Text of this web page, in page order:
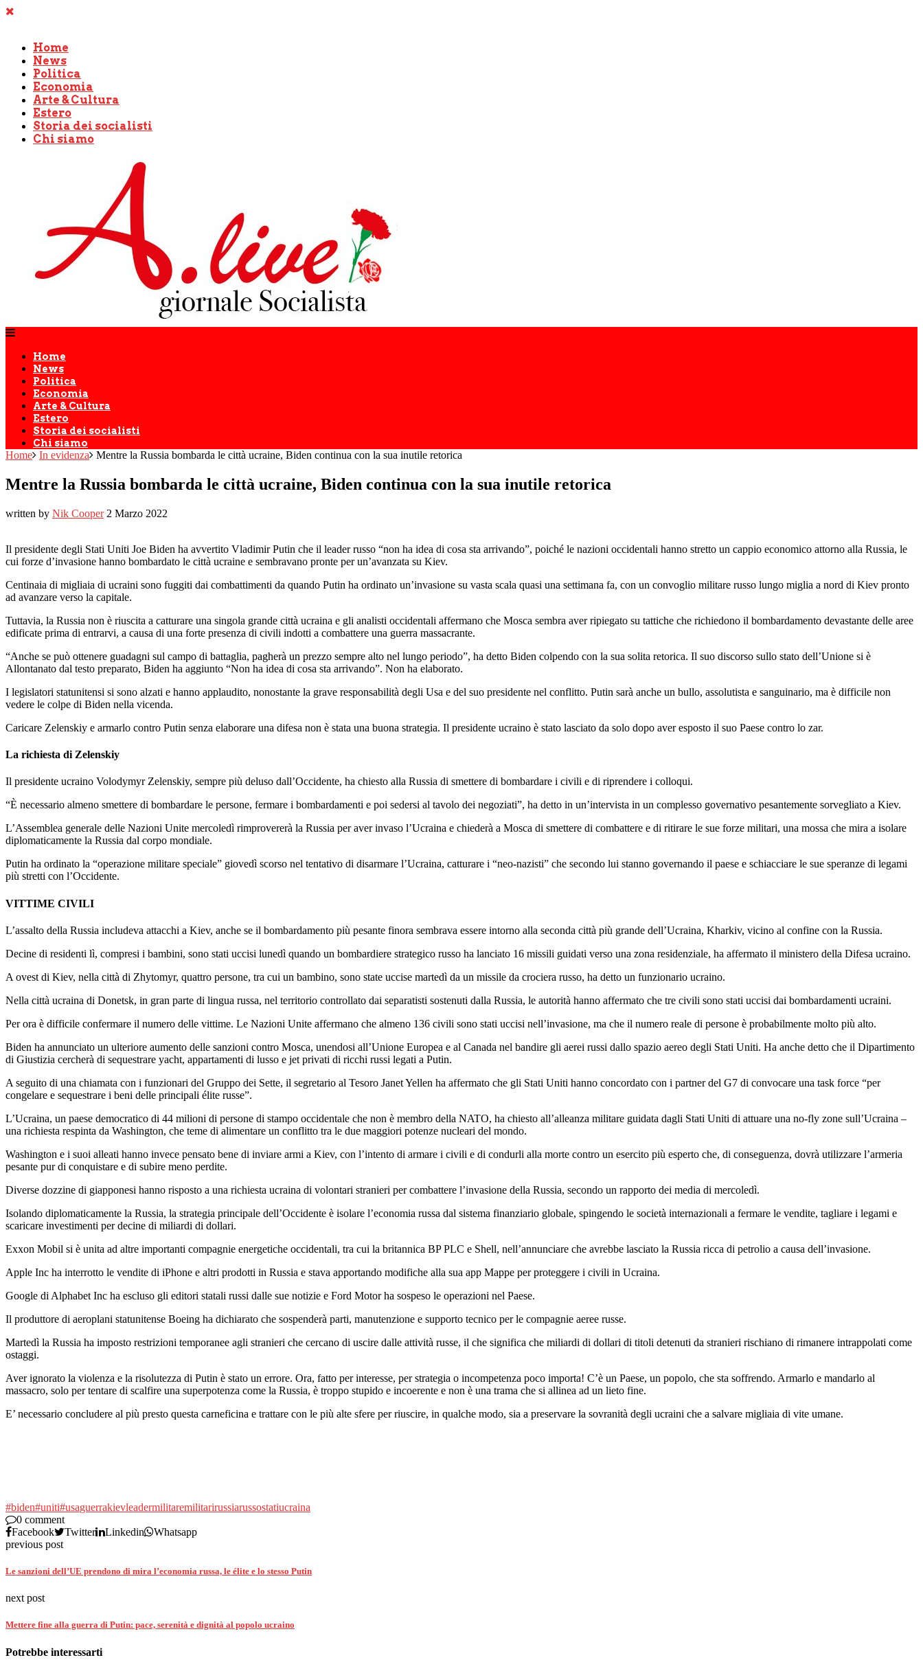
Home
News
Politica
Economia
Arte & Cultura
Estero
Storia dei socialisti
Chi siamo
Home
News
Politica
Economia
Arte & Cultura
Estero
Storia dei socialisti
Chi siamo
Home In evidenza Mentre la Russia bombarda le città ucraine, Biden continua con la sua inutile retorica
Mentre la Russia bombarda le città ucraine, Biden continua con la sua inutile retorica
written by Nik Cooper 2 Marzo 2022
Il presidente degli Stati Uniti Joe Biden ha avvertito Vladimir Putin che il leader russo “non ha idea di cosa sta arrivando”, poiché le nazioni occidentali hanno stretto un cappio economico attorno alla Russia, le
cui forze d’invasione hanno bombardato le città ucraine e sembravano pronte per un’avanzata su Kiev.
Centinaia di migliaia di ucraini sono fuggiti dai combattimenti da quando Putin ha ordinato un’invasione su vasta scala quasi una settimana fa, con un convoglio militare russo lungo miglia a nord di Kiev pronto
ad avanzare verso la capitale.
Tuttavia, la Russia non è riuscita a catturare una singola grande città ucraina e gli analisti occidentali affermano che Mosca sembra aver ripiegato su tattiche che richiedono il bombardamento devastante delle aree
edificate prima di entrarvi, a causa di una forte presenza di civili indotti a combattere una guerra massacrante.
“Anche se può ottenere guadagni sul campo di battaglia, pagherà un prezzo sempre alto nel lungo periodo”, ha detto Biden colpendo con la sua solita retorica. Il suo discorso sullo stato dell’Unione si è
Allontanato dal testo preparato, Biden ha aggiunto “Non ha idea di cosa sta arrivando”. Non ha elaborato.
I legislatori statunitensi si sono alzati e hanno applaudito, nonostante la grave responsabilità degli Usa e del suo presidente nel conflitto. Putin sarà anche un bullo, assolutista e sanguinario, ma è difficile non
vedere le colpe di Biden nella vicenda.
Caricare Zelenskiy e armarlo contro Putin senza elaborare una difesa non è stata una buona strategia. Il presidente ucraino è stato lasciato da solo dopo aver esposto il suo Paese contro lo zar.
La richiesta di Zelenskiy
Il presidente ucraino Volodymyr Zelenskiy, sempre più deluso dall’Occidente, ha chiesto alla Russia di smettere di bombardare i civili e di riprendere i colloqui.
“È necessario almeno smettere di bombardare le persone, fermare i bombardamenti e poi sedersi al tavolo dei negoziati”, ha detto in un’intervista in un complesso governativo pesantemente sorvegliato a Kiev.
L’Assemblea generale delle Nazioni Unite mercoledì rimprovererà la Russia per aver invaso l’Ucraina e chiederà a Mosca di smettere di combattere e di ritirare le sue forze militari, una mossa che mira a isolare
diplomaticamente la Russia dal corpo mondiale.
Putin ha ordinato la “operazione militare speciale” giovedì scorso nel tentativo di disarmare l’Ucraina, catturare i “neo-nazisti” che secondo lui stanno governando il paese e schiacciare le sue speranze di legami
più stretti con l’Occidente.
VITTIME CIVILI
L’assalto della Russia includeva attacchi a Kiev, anche se il bombardamento più pesante finora sembrava essere intorno alla seconda città più grande dell’Ucraina, Kharkiv, vicino al confine con la Russia.
Decine di residenti lì, compresi i bambini, sono stati uccisi lunedì quando un bombardiere strategico russo ha lanciato 16 missili guidati verso una zona residenziale, ha affermato il ministero della Difesa ucraino.
A ovest di Kiev, nella città di Zhytomyr, quattro persone, tra cui un bambino, sono state uccise martedì da un missile da crociera russo, ha detto un funzionario ucraino.
Nella città ucraina di Donetsk, in gran parte di lingua russa, nel territorio controllato dai separatisti sostenuti dalla Russia, le autorità hanno affermato che tre civili sono stati uccisi dai bombardamenti ucraini.
Per ora è difficile confermare il numero delle vittime. Le Nazioni Unite affermano che almeno 136 civili sono stati uccisi nell’invasione, ma che il numero reale di persone è probabilmente molto più alto.
Biden ha annunciato un ulteriore aumento delle sanzioni contro Mosca, unendosi all’Unione Europea e al Canada nel bandire gli aerei russi dallo spazio aereo degli Stati Uniti. Ha anche detto che il Dipartimento
di Giustizia cercherà di sequestrare yacht, appartamenti di lusso e jet privati ​​di ricchi russi legati a Putin.
A seguito di una chiamata con i funzionari del Gruppo dei Sette, il segretario al Tesoro Janet Yellen ha affermato che gli Stati Uniti hanno concordato con i partner del G7 di convocare una task force “per
congelare e sequestrare i beni delle principali élite russe”.
L’Ucraina, un paese democratico di 44 milioni di persone di stampo occidentale che non è membro della NATO, ha chiesto all’alleanza militare guidata dagli Stati Uniti di attuare una no-fly zone sull’Ucraina –
una richiesta respinta da Washington, che teme di alimentare un conflitto tra le due maggiori potenze nucleari del mondo.
Washington e i suoi alleati hanno invece pensato bene di inviare armi a Kiev, con l’intento di armare i civili e di condurli alla morte contro un esercito più esperto che, di conseguenza, dovrà utilizzare l’armeria
pesante pur di conquistare e di subire meno perdite.
Diverse dozzine di giapponesi hanno risposto a una richiesta ucraina di volontari stranieri per combattere l’invasione della Russia, secondo un rapporto dei media di mercoledì.
Isolando diplomaticamente la Russia, la strategia principale dell’Occidente è isolare l’economia russa dal sistema finanziario globale, spingendo le società internazionali a fermare le vendite, tagliare i legami e
scaricare investimenti per decine di miliardi di dollari.
Exxon Mobil si è unita ad altre importanti compagnie energetiche occidentali, tra cui la britannica BP PLC e Shell, nell’annunciare che avrebbe lasciato la Russia ricca di petrolio a causa dell’invasione.
Apple Inc ha interrotto le vendite di iPhone e altri prodotti in Russia e stava apportando modifiche alla sua app Mappe per proteggere i civili in Ucraina.
Google di Alphabet Inc ha escluso gli editori statali russi dalle sue notizie e Ford Motor ha sospeso le operazioni nel Paese.
Il produttore di aeroplani statunitense Boeing ha dichiarato che sospenderà parti, manutenzione e supporto tecnico per le compagnie aeree russe.
Martedì la Russia ha imposto restrizioni temporanee agli stranieri che cercano di uscire dalle attività russe, il che significa che miliardi di dollari di titoli detenuti da stranieri rischiano di rimanere intrappolati come
ostaggi.
Aver ignorato la violenza e la risolutezza di Putin è stato un errore. Ora, fatto per interesse, per strategia o incompetenza poco importa! C’è un Paese, un popolo, che sta soffrendo. Armarlo e mandarlo al
massacro, solo per tentare di scalfire una superpotenza come la Russia, è troppo stupido e incoerente e non è una trama che si allinea ad un lieto fine.
E’ necessario concludere al più presto questa carneficina e trattare con le più alte sfere per riuscire, in qualche modo, sia a preservare la sovranità degli ucraini che a salvare migliaia di vite umane.
#biden#uniti#usaguerrakievleadermilitaremilitarirussiarussostatiucraina
0 comment
Facebook
Twitter Linkedin
Whatsapp
previous post
Le sanzioni dell’UE prendono di mira l’economia russa, le élite e lo stesso Putin
next post
Mettere fine alla guerra di Putin: pace, serenità e dignità al popolo ucraino
Potrebbe interessarti